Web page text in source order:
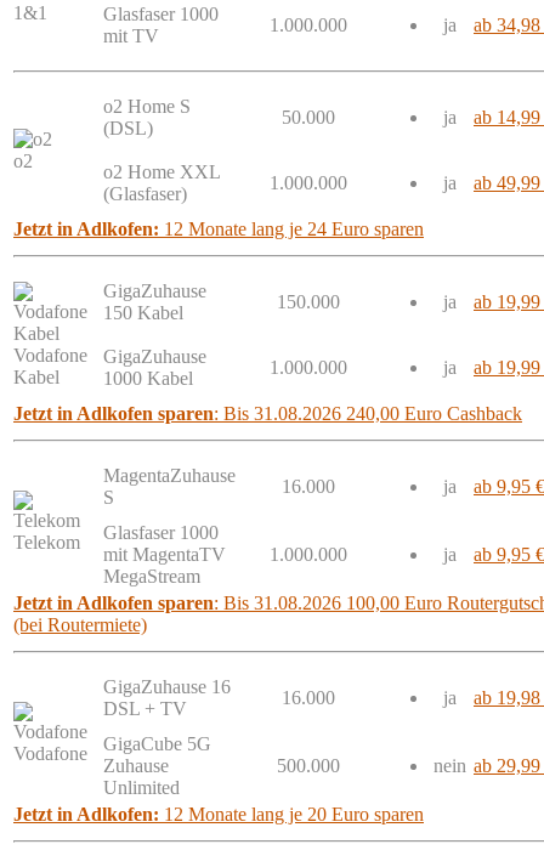
1&1
Glasfaser 1000
mit TV
1.000.000 ja ab 34,98
o2
o2 Home S
(DSL)
50.000 ja ab 14,99
o2 Home XXL
(Glasfaser)
1.000.000 ja ab 49,99
Jetzt in Adlkofen: 12 Monate lang je 24 Euro sparen
Vodafone
Kabel
GigaZuhause
150 Kabel
150.000 ja ab 19,99
GigaZuhause
1000 Kabel
1.000.000 ja ab 19,99
Jetzt in Adlkofen sparen: Bis 31.08.2026 240,00 Euro Cashback
Telekom
MagentaZuhause
S
16.000 ja ab 9,95 €
Glasfaser 1000
mit MagentaTV
MegaStream
1.000.000 ja ab 9,95 €
Jetzt in Adlkofen sparen: Bis 31.08.2026 100,00 Euro
(bei Routermiete)
Vodafone
GigaZuhause 16
DSL + TV
16.000 ja ab 19,98
GigaCube 5G
Zuhause
Unlimited
500.000 nein ab 29,99
Jetzt in Adlkofen: 12 Monate lang je 20 Euro sparen